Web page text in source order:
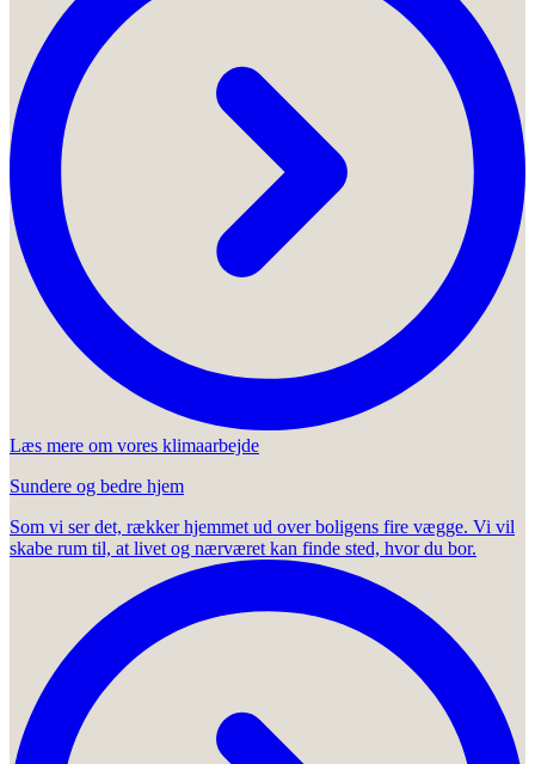
Læs mere om vores klimaarbejde
Sundere og bedre hjem
Som vi ser det, rækker hjemmet ud over boligens fire vægge. Vi vil
skabe rum til, at livet og nærværet kan finde sted, hvor du bor.